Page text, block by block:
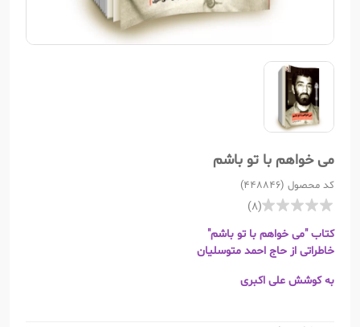
می خواهم با تو باشم
کد محصول (448846)
(8)
کتاب "می خواهم با تو باشم"
خاطراتی از حاج احمد متوسلیان
به کوشش علی اکبری